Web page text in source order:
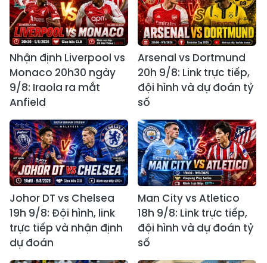
Nhận định Liverpool vs
Monaco 20h30 ngày
9/8: Iraola ra mắt
Anfield
Arsenal vs Dortmund
20h 9/8: Link trực tiếp,
đội hình và dự đoán tỷ
số
Johor DT vs Chelsea
19h 9/8: Đội hình, link
trực tiếp và nhận định
dự đoán
Man City vs Atletico
18h 9/8: Link trực tiếp,
đội hình và dự đoán tỷ
số